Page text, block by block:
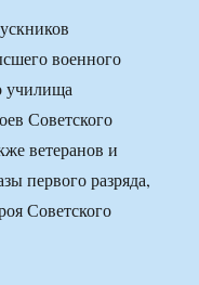
военного
училища
Советского
ветеранов и
первого разряда,
Советского